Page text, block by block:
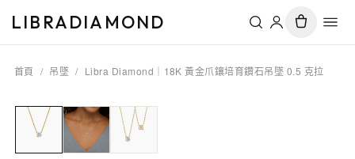
LIBRADIAMOND
首頁 / 吊墜 / Libra Diamond｜18K 黃金爪鑲培育鑽石吊墜 0.5 克拉